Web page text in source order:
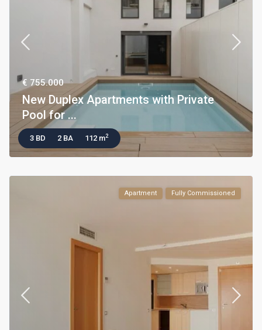
€ 755.000
New Duplex Apartments with Private
Pool for ...
3 BD 2 BA 112 m2
Apartment Fully Commissioned